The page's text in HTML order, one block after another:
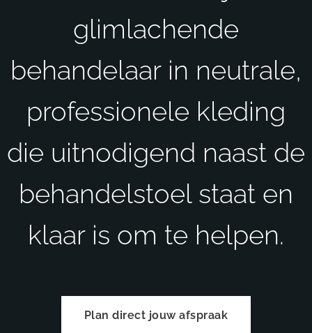
glimlachende
behandelaar in neutrale,
professionele kleding
die uitnodigend naast de
behandelstoel staat en
klaar is om te helpen.
Plan direct jouw afspraak